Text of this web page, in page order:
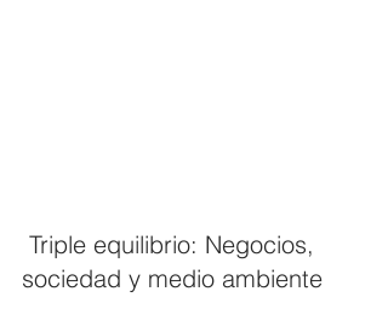
sociedad y medio ambiente